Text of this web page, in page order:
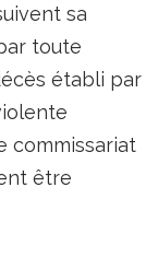
sa
toute
établi par
commissariat
être